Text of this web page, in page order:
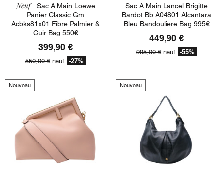
Neuf | Sac A Main Loewe
Panier Classic Gm
Acbks81x01 Fibre Palmier &
Cuir Bag 550€
399,90 €
550,00 € neuf -27%
Sac A Main Lancel Brigitte
Bardot Bb A04801 Alcantara
Bleu Bandouliere Bag 995€
449,90 €
995,00 € neuf -55%
Nouveau Nouveau